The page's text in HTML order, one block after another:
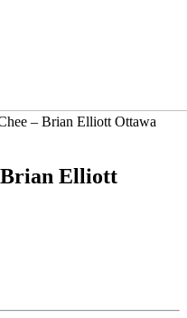
– Brian Elliott Ottawa
Brian Elliott